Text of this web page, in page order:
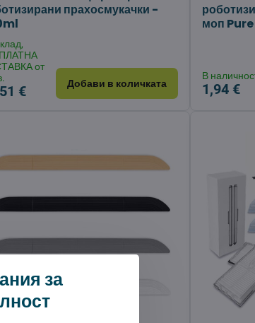
прахосмукачки -
от
€ Добави в количката
моп
В
1,94 €
за